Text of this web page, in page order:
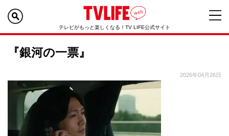
テレビがもっと楽しくなる！TV LIFE公式サイト
『銀河の一票』
2026年04月26日